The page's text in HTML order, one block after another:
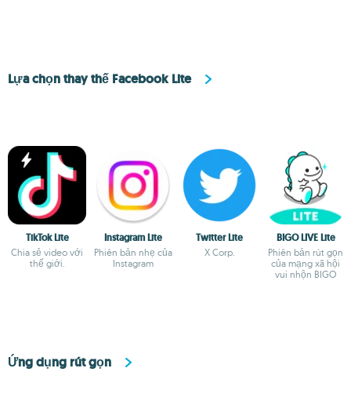
Lựa chọn thay thế Facebook Lite
TikTok Lite
Chia sẻ video với
thế giới.
Instagram Lite
Phiên bản nhẹ của
Instagram
Twitter Lite
X Corp.
BIGO LIVE Lite
Phiên bản rút gọn
của mạng xã hội
vui nhộn BIGO
Ứng dụng rút gọn